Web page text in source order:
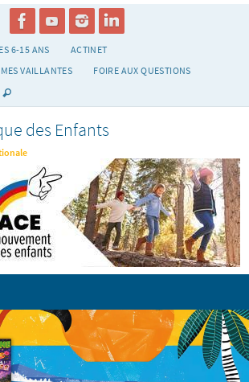
6-15 ANS
ACTINET
VAILLANTES
FOIRE AUX QUESTIONS
des Enfants